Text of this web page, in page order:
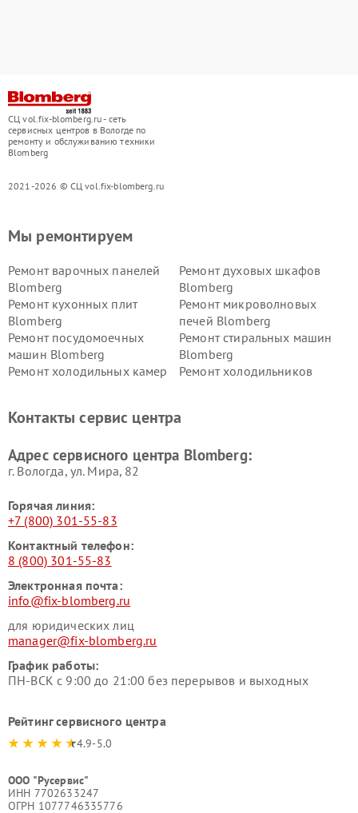
СЦ vol.fix-blomberg.ru - сеть
сервисных центров в Вологде по
ремонту и обслуживанию техники
Blomberg
2021-2026 © СЦ vol.fix-blomberg.ru
Мы ремонтируем
Ремонт варочных панелей
Blomberg
Ремонт духовых шкафов
Blomberg
Ремонт кухонных плит
Blomberg
Ремонт микроволновых
печей Blomberg
Ремонт посудомоечных
машин Blomberg
Ремонт стиральных машин
Blomberg
Ремонт холодильных камер
Ремонт холодильников
Контакты сервис центра
Адрес сервисного центра Blomberg:
г. Вологда, ул. Мира, 82
Горячая линия:
+7 (800) 301-55-83
Контактный телефон:
8 (800) 301-55-83
Электронная почта:
info@fix-blomberg.ru
для юридических лиц
manager@fix-blomberg.ru
График работы:
ПН-ВСК с 9:00 до 21:00 без перерывов и выходных
Рейтинг сервисного центра
4.9-5.0
ООО "Русервис"
ИНН 7702633247
ОГРН 1077746335776